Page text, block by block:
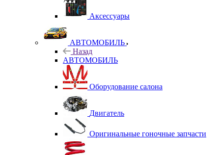
Аксессуары
АВТОМОБИЛЬ
Назад
АВТОМОБИЛЬ
Оборудование салона
Двигатель
Оригинальные гоночные запчасти